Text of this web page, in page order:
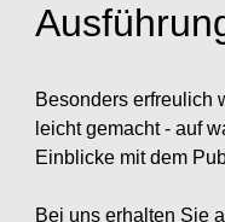
Besonders erfreulich
leicht gemacht - auf
Einblicke mit dem
Bei uns erhalten Sie